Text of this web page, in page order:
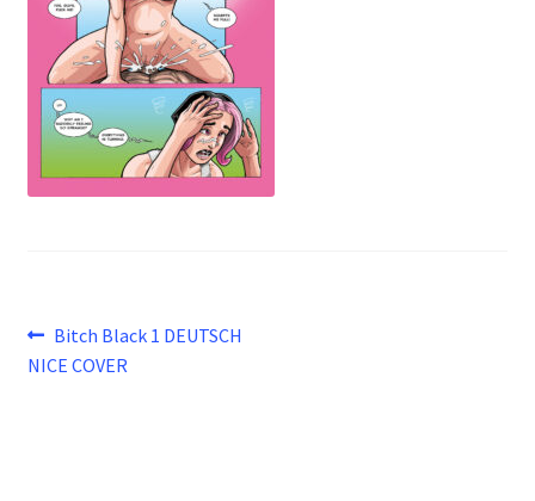
Beitragsnavigation
Vorheriger
Beitrag:
Bitch Black 1 DEUTSCH
NICE COVER